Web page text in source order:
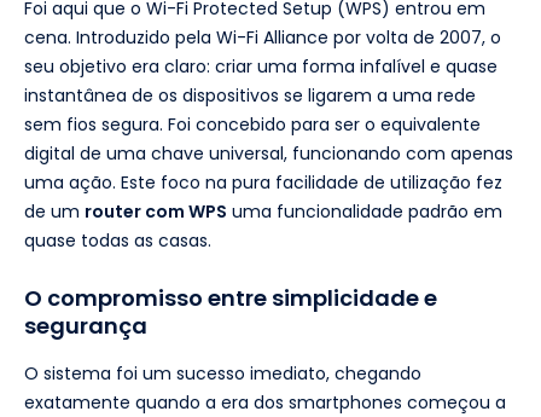
Foi aqui que o Wi-Fi Protected Setup (WPS) entrou em
cena. Introduzido pela Wi-Fi Alliance por volta de 2007, o
seu objetivo era claro: criar uma forma infalível e quase
instantânea de os dispositivos se ligarem a uma rede
sem fios segura. Foi concebido para ser o equivalente
digital de uma chave universal, funcionando com apenas
uma ação. Este foco na pura facilidade de utilização fez
de um router com WPS uma funcionalidade padrão em
quase todas as casas.
O compromisso entre simplicidade e
segurança
O sistema foi um sucesso imediato, chegando
exatamente quando a era dos smartphones começou a